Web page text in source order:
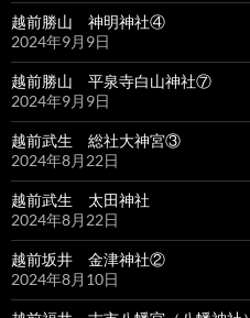
越前勝山 神明神社④
2024年9月9日
越前勝山 平泉寺白山神社⑦
2024年9月9日
越前武生 総社大神宮③
2024年8月22日
越前武生 太田神社
2024年8月22日
越前坂井 金津神社②
2024年8月10日